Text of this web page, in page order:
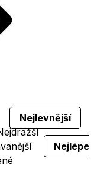
Nejlevnější
Nejlépe